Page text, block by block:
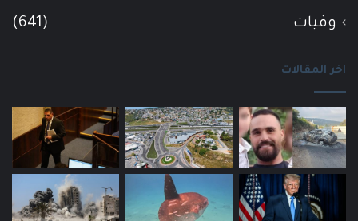
وفيات (641)
اخر المقالات